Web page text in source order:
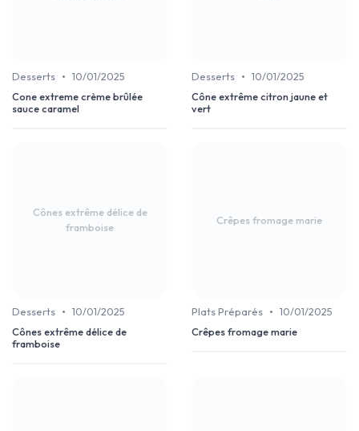
Desserts • 10/01/2025
Cone extreme crème brûlée
sauce caramel
Desserts • 10/01/2025
Cône extrême citron jaune et
vert
Cônes extrême délice de
framboise
Desserts • 10/01/2025
Cônes extrême délice de
framboise
Crêpes fromage marie
Plats Préparés • 10/01/2025
Crêpes fromage marie